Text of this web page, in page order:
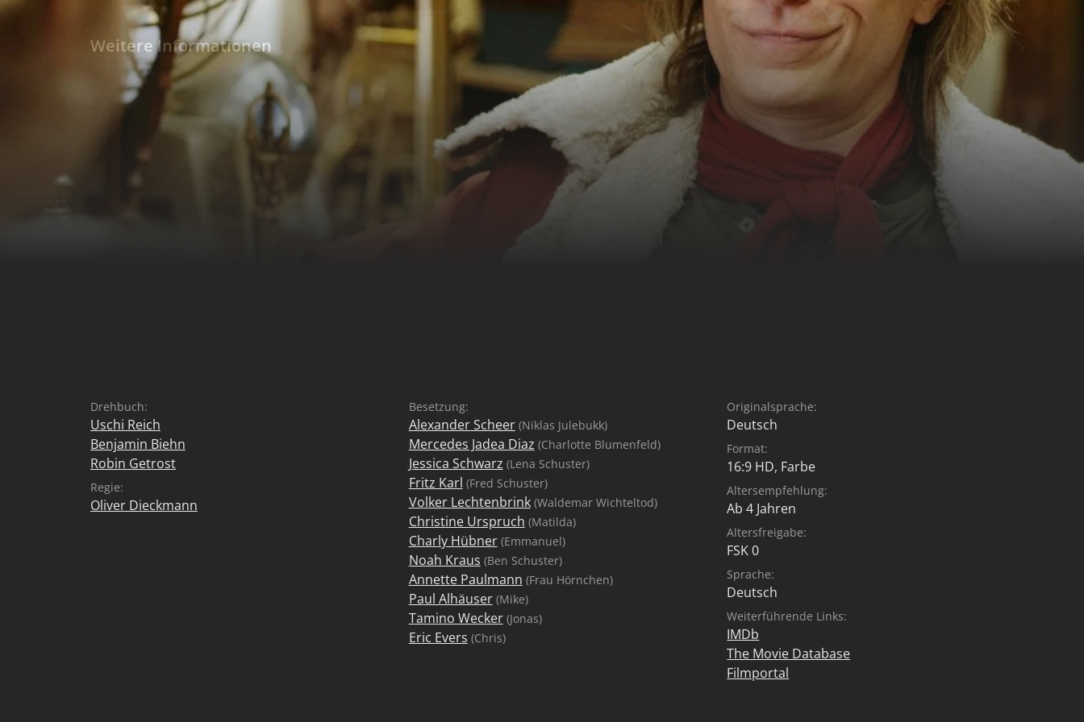
Waldemar Wichteltod will Weihnachten in eine einzige Konsumorgie
verwandeln. Mit unerwarteter Unterstützung von Charlotte und
ihrem Hund Wutz treten Ben und sein neuer Freund an, um das
Weihnachtsfest zu retten.
Weitere Informationen
Drehbuch:
Uschi Reich
Benjamin Biehn
Robin Getrost
Regie:
Oliver Dieckmann
Besetzung:
Alexander Scheer(Niklas Julebukk)
Mercedes Jadea Diaz (Charlotte Blumenfeld)
Jessica Schwarz (Lena Schuster)
Fritz Karl (Fred Schuster)
Volker Lechtenbrink(Waldemar Wichteltod)
Christine Urspruch (Matilda)
Charly Hübner(Emmanuel)
Noah Kraus (Ben Schuster)
Annette Paulmann (Frau Hörnchen)
Paul Alhäuser(Mike)
Tamino Wecker(Jonas)
Eric Evers (Chris)
Originalsprache:
Deutsch
Format:
16:9 HD, Farbe
Altersempfehlung:
Ab 4 Jahren
Altersfreigabe:
FSK 0
Sprache:
Deutsch
Weiterführende Links:
IMDb
The Movie Database
Filmportal